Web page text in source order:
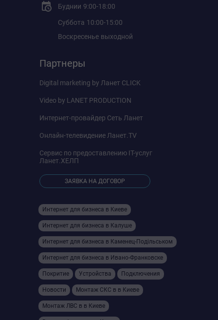
Интернет для бизнеса в Киеве
Интернет для бизнеса в Калуше
Интернет для бизнеса в Камeнец-Подільськом
Интернет для бизнеса в Ивано-Франковске
Покритие Устройства Подключения
Новости Монтаж СКС в в Киеве
Монтаж ЛВС в в Киеве
Буднии 9:00-18:00
Суббота 10:00-15:00
Воскресенье выходной
Партнеры
Digital marketing by Ланет CLICK
Video by LANET PRODUCTION
Интернет-провайдер Сеть Ланет
Онлайн-телевидение Ланет.TV
Сервис по предоставлению IT-услуг
Ланет.ХЕЛП
ЗАЯВКА НА ДОГОВОР